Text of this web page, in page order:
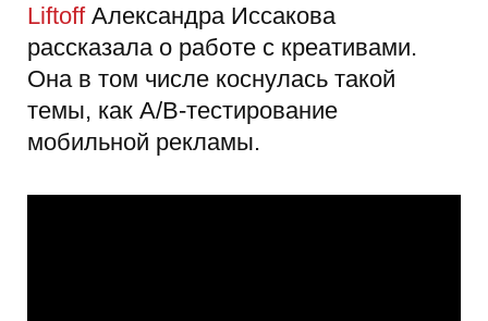
LiftoffАлександра Иссакова
рассказала о работе с креативами.
Она в том числе коснулась такой
темы, как А/B-тестирование
мобильной рекламы.